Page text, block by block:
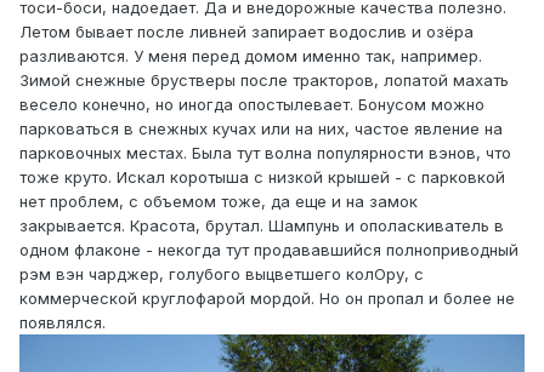
тоси-боси, надоедает. Да и внедорожные качества полезно.
Летом бывает после ливней запирает водослив и озёра
разливаются. У меня перед домом именно так, например.
Зимой снежные брустверы после тракторов, лопатой махать
весело конечно, но иногда опостылевает. Бонусом можно
парковаться в снежных кучах или на них, частое явление на
парковочных местах. Была тут волна популярности вэнов, что
тоже круто. Искал коротыша с низкой крышей - с парковкой
нет проблем, с объемом тоже, да еще и на замок
закрывается. Красота, брутал. Шампунь и ополаскиватель в
одном флаконе - некогда тут продававшийся полноприводный
рэм вэн чарджер, голубого выцветшего колОру, с
коммерческой круглофарой мордой. Но он пропал и более не
появлялся.